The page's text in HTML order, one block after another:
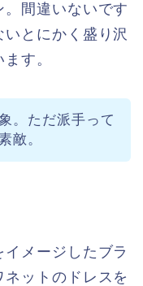
間違いないです
とにかく盛り沢
す。
。ただ派手って
敵。
メージしたブラ
ットのドレスを